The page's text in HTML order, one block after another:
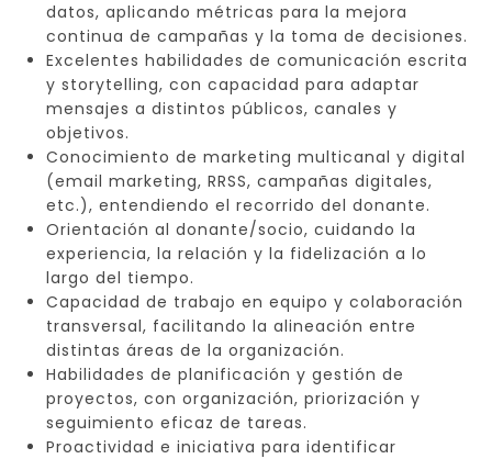
datos, aplicando métricas para la mejora
continua de campañas y la toma de decisiones.
Excelentes habilidades de comunicación escrita
y storytelling, con capacidad para adaptar
mensajes a distintos públicos, canales y
objetivos.
Conocimiento de marketing multicanal y digital
(email marketing, RRSS, campañas digitales,
etc.), entendiendo el recorrido del donante.
Orientación al donante/socio, cuidando la
experiencia, la relación y la fidelización a lo
largo del tiempo.
Capacidad de trabajo en equipo y colaboración
transversal, facilitando la alineación entre
distintas áreas de la organización.
Habilidades de planificación y gestión de
proyectos, con organización, priorización y
seguimiento eficaz de tareas.
Proactividad e iniciativa para identificar